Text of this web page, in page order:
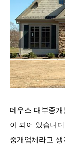
데우스 대부중
이 되어 있습니
중개업체라고